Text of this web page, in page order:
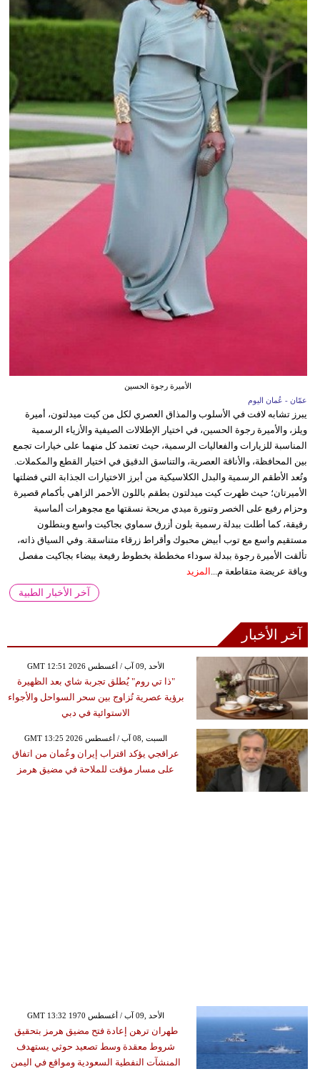
الأميرة رجوة الحسين
عمّان - عُمان اليوم
يبرز تشابه لافت في الأسلوب والمذاق العصري لكل من كيت ميدلتون، أميرة
ويلز، والأميرة رجوة الحسين، في اختيار الإطلالات الصيفية والأزياء الرسمية
المناسبة للزيارات والفعاليات الرسمية، حيث تعتمد كل منهما على خيارات تجمع
بين المحافظة، والأناقة العصرية، والتناسق الدقيق في اختيار القطع والمكملات.
وتُعد الأطقم الرسمية والبدل الكلاسيكية من أبرز الاختيارات الجذابة التي فضلتها
الأميرتان؛ حيث ظهرت كيت ميدلتون بطقم باللون الأحمر الزاهي بأكمام قصيرة
وحزام رفيع على الخصر وتنورة ميدي مريحة نسقتها مع مجوهرات ألماسية
رقيقة، كما أطلت ببدلة رسمية بلون أزرق سماوي بجاكيت واسع وبنطلون
مستقيم واسع مع توب أبيض محبوك وأقراط زرقاء متناسقة. وفي السياق ذاته،
تألقت الأميرة رجوة ببدلة سوداء مخططة بخطوط رفيعة بيضاء بجاكيت مفصل
وياقة عريضة متقاطعة م... المزيد
آخر الأخبار الطبية
آخر الأخبار
GMT 12:51 2026 الأحد ,09 آب / أغسطس
"ذا تي روم" يُطلق تجربة شاي بعد الظهيرة
برؤية عصرية تُزاوج بين سحر السواحل والأجواء
الاستوائية في دبي
GMT 13:25 2026 السبت ,08 آب / أغسطس
عراقجي يؤكد اقتراب إيران وعُمان من اتفاق
على مسار مؤقت للملاحة في مضيق هرمز
GMT 13:32 1970 الأحد ,09 آب / أغسطس
طهران ترهن إعادة فتح مضيق هرمز بتحقيق
شروط معقدة وسط تصعيد حوثي يستهدف
المنشآت النفطية السعودية ومواقع في اليمن